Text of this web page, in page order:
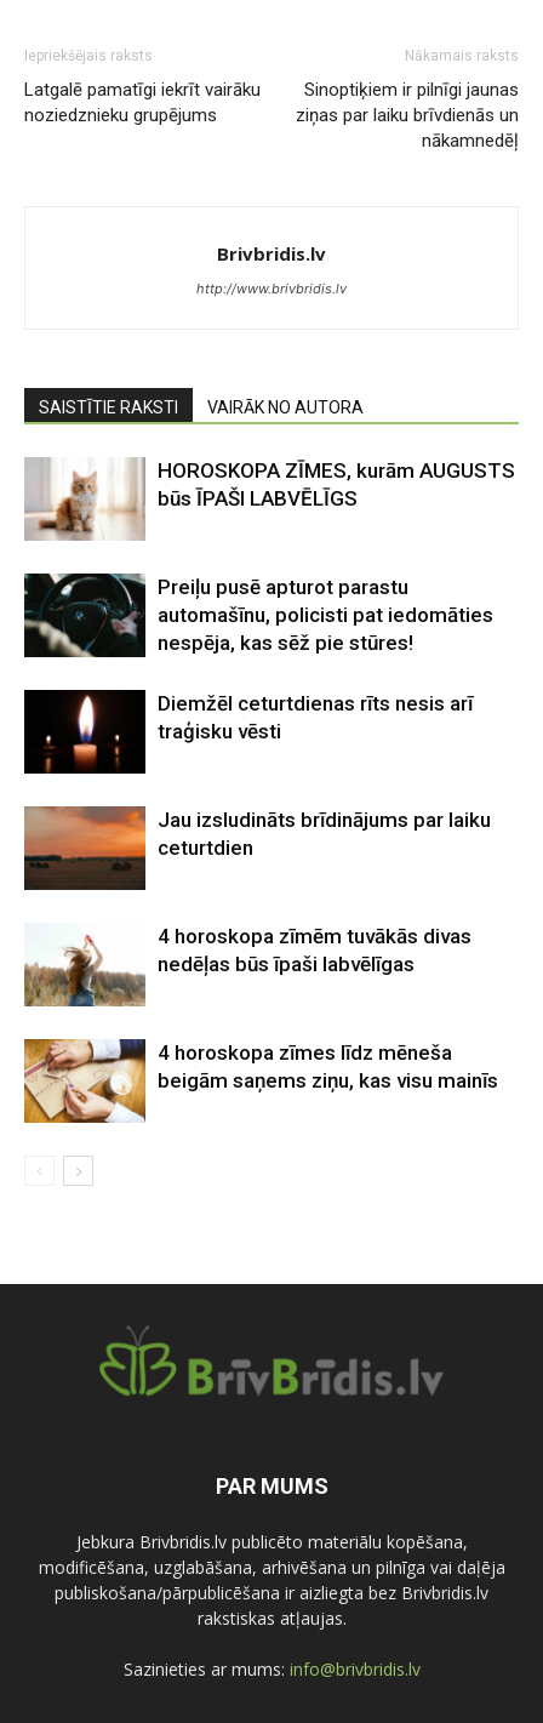
Iepriekšējais raksts
Latgalē pamatīgi iekrīt vairāku
noziedznieku grupējums
Nākamais raksts
Sinoptiķiem ir pilnīgi jaunas
ziņas par laiku brīvdienās un
nākamnedēļ
Brivbridis.lv
http://www.brivbridis.lv
SAISTĪTIE RAKSTI VAIRĀK NO AUTORA
HOROSKOPA ZĪMES, kurām AUGUSTS
būs ĪPAŠI LABVĒLĪGS
Preiļu pusē apturot parastu
automašīnu, policisti pat iedomāties
nespēja, kas sēž pie stūres!
Diemžēl ceturtdienas rīts nesis arī
traģisku vēsti
Jau izsludināts brīdinājums par laiku
ceturtdien
4 horoskopa zīmēm tuvākās divas
nedēļas būs īpaši labvēlīgas
4 horoskopa zīmes līdz mēneša
beigām saņems ziņu, kas visu mainīs
PAR MUMS
Jebkura Brivbridis.lv publicēto materiālu kopēšana,
modificēšana, uzglabāšana, arhivēšana un pilnīga vai daļēja
publiskošana/pārpublicēšana ir aizliegta bez Brivbridis.lv
rakstiskas atļaujas.
Sazinieties ar mums: info@brivbridis.lv